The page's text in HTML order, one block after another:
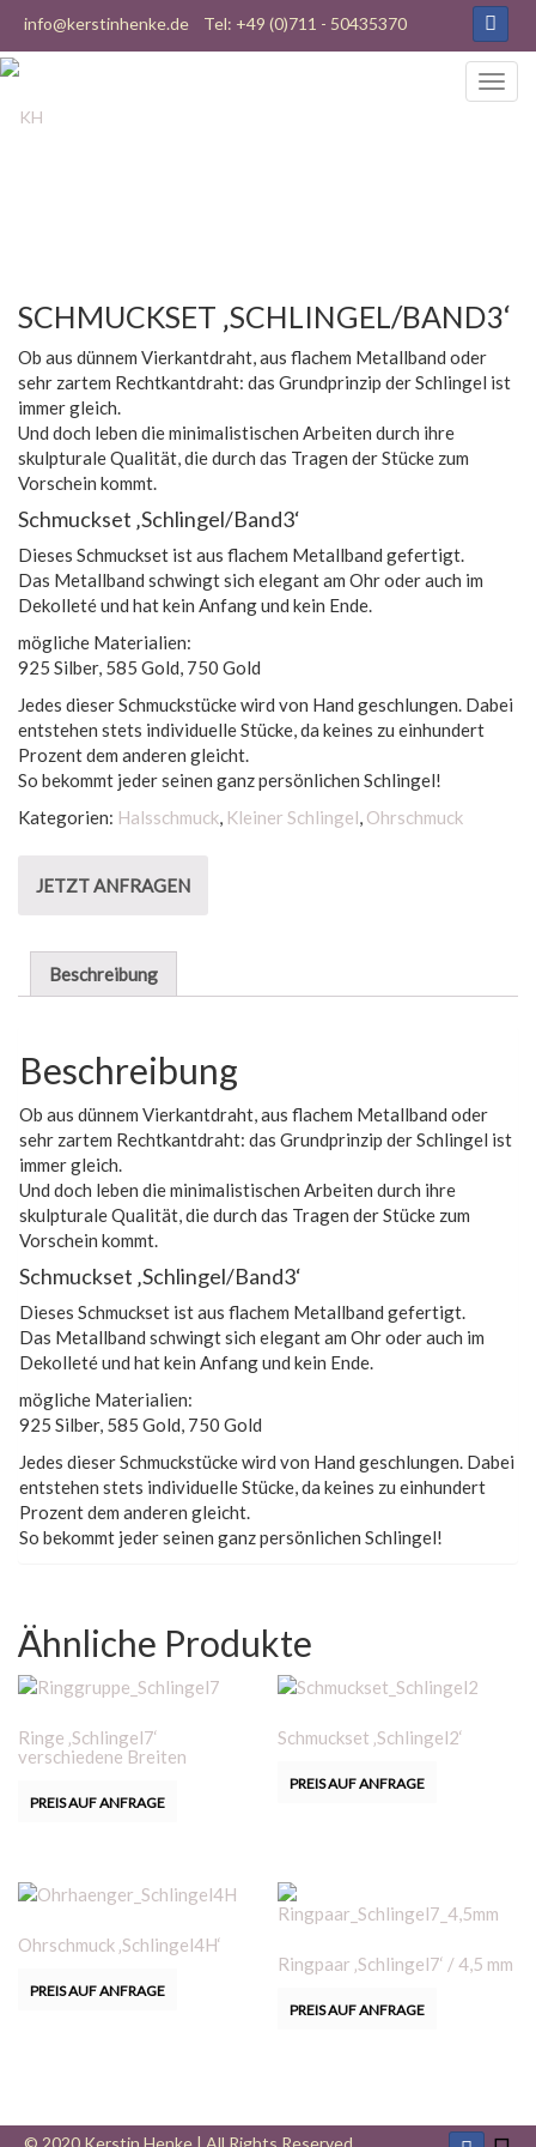
info@kerstinhenke.de Tel: +49 (0)711 - 50435370
SCHMUCKSET ‚SCHLINGEL/BAND3‘
Ob aus dünnem Vierkantdraht, aus flachem Metallband oder
sehr zartem Rechtkantdraht: das Grundprinzip der Schlingel ist
immer gleich.
Und doch leben die minimalistischen Arbeiten durch ihre
skulpturale Qualität, die durch das Tragen der Stücke zum
Vorschein kommt.
Schmuckset ‚Schlingel/Band3‘
Dieses Schmuckset ist aus flachem Metallband gefertigt.
Das Metallband schwingt sich elegant am Ohr oder auch im
Dekolleté und hat kein Anfang und kein Ende.
mögliche Materialien:
925 Silber, 585 Gold, 750 Gold
Jedes dieser Schmuckstücke wird von Hand geschlungen. Dabei
entstehen stets individuelle Stücke, da keines zu einhundert
Prozent dem anderen gleicht.
So bekommt jeder seinen ganz persönlichen Schlingel!
Kategorien: Halsschmuck, Kleiner Schlingel, Ohrschmuck
JETZT ANFRAGEN
Beschreibung
Beschreibung
Ob aus dünnem Vierkantdraht, aus flachem Metallband oder
sehr zartem Rechtkantdraht: das Grundprinzip der Schlingel ist
immer gleich.
Und doch leben die minimalistischen Arbeiten durch ihre
skulpturale Qualität, die durch das Tragen der Stücke zum
Vorschein kommt.
Schmuckset ‚Schlingel/Band3‘
Dieses Schmuckset ist aus flachem Metallband gefertigt.
Das Metallband schwingt sich elegant am Ohr oder auch im
Dekolleté und hat kein Anfang und kein Ende.
mögliche Materialien:
925 Silber, 585 Gold, 750 Gold
Jedes dieser Schmuckstücke wird von Hand geschlungen. Dabei
entstehen stets individuelle Stücke, da keines zu einhundert
Prozent dem anderen gleicht.
So bekommt jeder seinen ganz persönlichen Schlingel!
Ähnliche Produkte
Ringe ‚Schlingel7‘
verschiedene Breiten
PREIS AUF ANFRAGE
Schmuckset ‚Schlingel2‘
PREIS AUF ANFRAGE
Ohrschmuck ‚Schlingel4H‘
PREIS AUF ANFRAGE
Ringpaar ‚Schlingel7‘ / 4,5 mm
PREIS AUF ANFRAGE
© 2020 Kerstin Henke | All Rights Reserved